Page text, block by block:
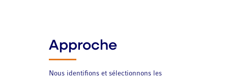
Approche
Nous identifions et sélectionnons les